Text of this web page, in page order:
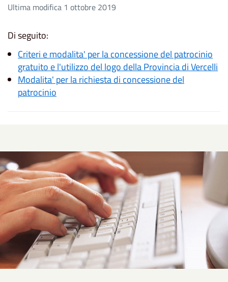
Ultima modifica 1 ottobre 2019
Di seguito:
Criteri e modalita' per la concessione del patrocinio
gratuito e l'utilizzo del logo della Provincia di Vercelli
Modalita' per la richiesta di concessione del
patrocinio